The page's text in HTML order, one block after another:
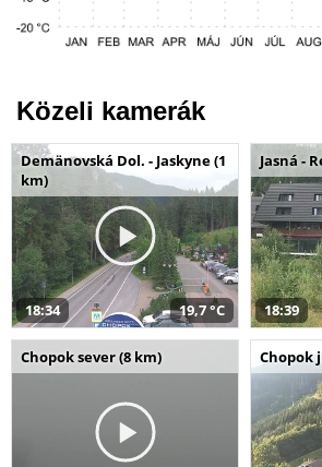
Közeli kamerák
Demänovská Dol. - Jaskyne (1
km)
18:34 19,7 °C
Jasná -
18:39
Chopok sever (8 km) Chopok